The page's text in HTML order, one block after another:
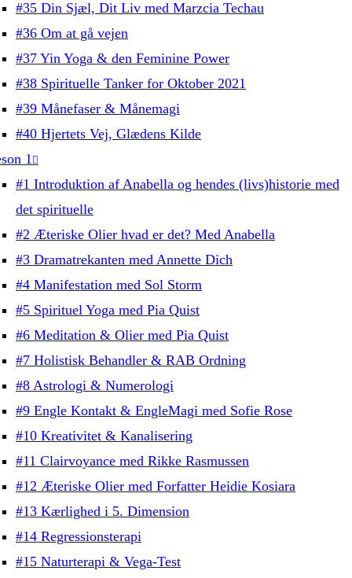
#35 Din Sjæl, Dit Liv med Marzcia Techau
#36 Om at gå vejen
#37 Yin Yoga & den Feminine Power
#38 Spirituelle Tanker for Oktober 2021
#39 Månefaser & Månemagi
#40 Hjertets Vej, Glædens Kilde
1
#1 Introduktion af Anabella og hendes (livs)historie med
det spirituelle
#2 Æteriske Olier hvad er det? Med Anabella
#3 Dramatrekanten med Annette Dich
#4 Manifestation med Sol Storm
#5 Spirituel Yoga med Pia Quist
#6 Meditation & Olier med Pia Quist
#7 Holistisk Behandler & RAB Ordning
#8 Astrologi & Numerologi
#9 Engle Kontakt & EngleMagi med Sofie Rose
#10 Kreativitet & Kanalisering
#11 Clairvoyance med Rikke Rasmussen
#12 Æteriske Olier med Forfatter Heidie Kosiara
#13 Kærlighed i 5. Dimension
#14 Regressionsterapi
#15 Naturterapi & Vega-Test